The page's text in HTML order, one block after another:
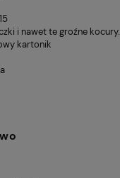
i nawet te groźne kocury.
kartonik